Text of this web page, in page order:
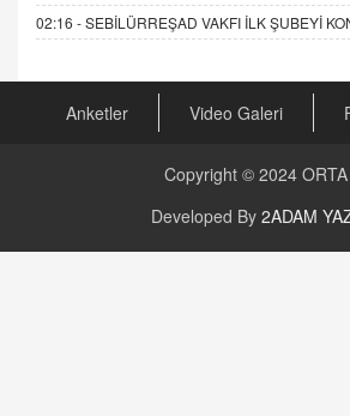
02:16 -SEBİLÜRREŞAD VAKFI İLK ŞUBEYİ
Anketler Video Galeri
Copyright © 2024
Developed By 2ADAM